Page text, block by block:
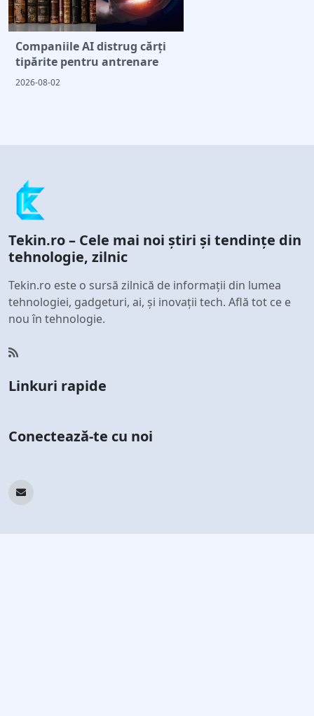
Companiile AI distrug cărți
tipărite pentru antrenare
2026-08-02
Tekin.ro – Cele mai noi știri și tendințe din
tehnologie, zilnic
Tekin.ro este o sursă zilnică de informații din lumea
tehnologiei, gadgeturi, ai, și inovații tech. Află tot ce e
nou în tehnologie.
Linkuri rapide
Conectează-te cu noi